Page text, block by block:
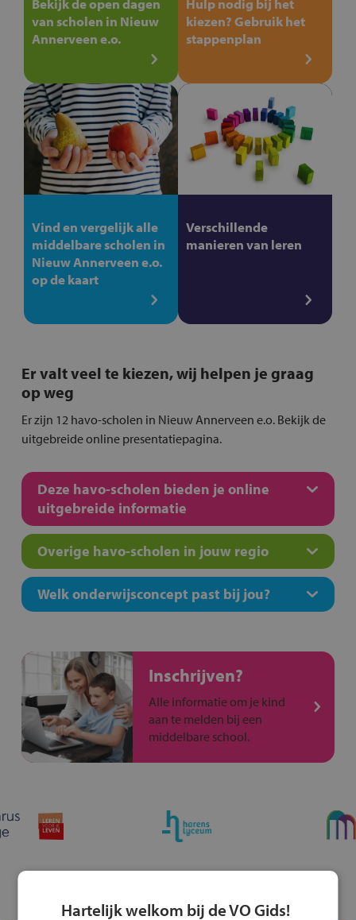
Bekijk de open dagen
van scholen in Nieuw
Annerveen e.o.
Hulp nodig bij het
kiezen? Gebruik het
stappenplan
Vind en vergelijk alle
middelbare scholen in
Nieuw Annerveen e.o.
op de kaart
Verschillende
manieren van leren
Er valt veel te kiezen, wij helpen je graag
op weg
Er zijn 12 havo-scholen in Nieuw Annerveen e.o. Bekijk de
uitgebreide online presentatiepagina.
Deze havo-scholen bieden je online
uitgebreide informatie
Overige havo-scholen in jouw regio
Welk onderwijsconcept past bij jou?
Inschrijven?
Alle informatie om je kind
aan te melden bij een
middelbare school.
Hartelijk welkom bij de VO Gids!